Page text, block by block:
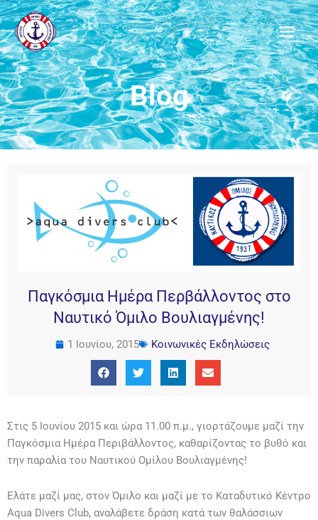
Μετάβαση
στο
περιεχόμενο
Blog
Παγκόσμια Ημέρα Περβάλλοντος στο
Ναυτικό Όμιλο Βουλιαγμένης!
1 Ιουνίου, 2015 Κοινωνικές Εκδηλώσεις
Στις 5 Ιουνίου 2015 και ώρα 11.00 π.μ., γιορτάζουμε μαζί την
Παγκόσμια Ημέρα Περιβάλλοντος, καθαρίζοντας το βυθό και
την παραλία του Ναυτικού Oμίλου Βουλιαγμένης!
Ελάτε μαζί μας, στον Όμιλο και μαζί με το Καταδυτικό Κέντρο
Aqua Divers Club, αναλάβετε δράση κατά των θαλάσσιων